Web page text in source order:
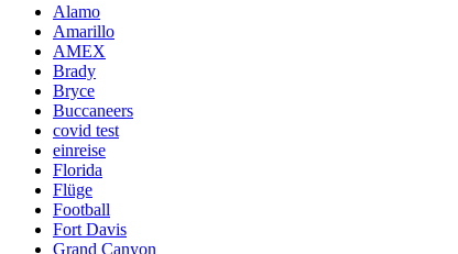
Alamo
Amarillo
AMEX
Brady
Bryce
Buccaneers
covid test
einreise
Florida
Flüge
Football
Fort Davis
Grand Canyon